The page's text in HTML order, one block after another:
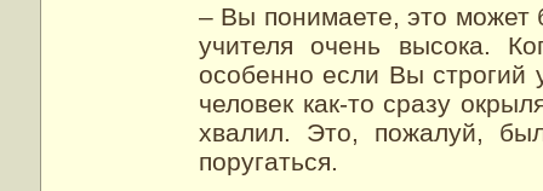
– Вы понимаете, это может
учителя очень высока.
особенно если Вы строгий
человек как-то сразу
хвалил. Это, пожалуй,
поругаться.